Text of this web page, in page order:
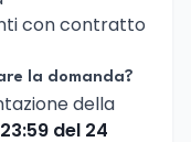
con contratto
la domanda?
della
del 24